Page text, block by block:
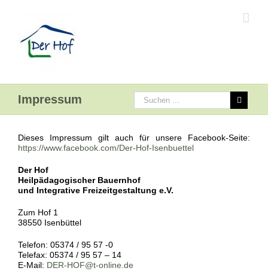
Impressum
Dieses Impressum gilt auch für unsere Facebook-Seite:
https://www.facebook.com/Der-Hof-Isenbuettel
Der Hof
Heilpädagogischer Bauernhof
und Integrative Freizeitgestaltung e.V.
Zum Hof 1
38550 Isenbüttel
Telefon: 05374 / 95 57 -0
Telefax: 05374 / 95 57 – 14
E-Mail: DER-HOF@t-online.de